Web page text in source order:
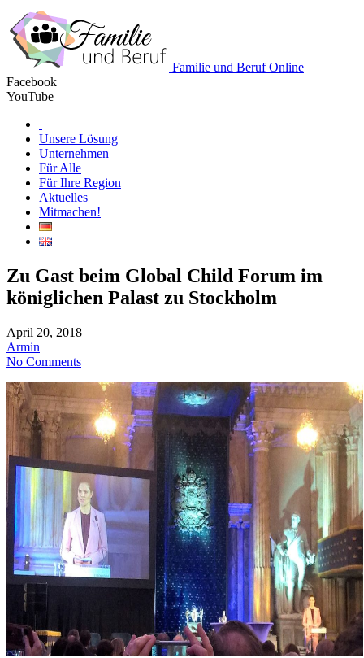
Familie und Beruf Online
Facebook
YouTube
Unsere Lösung
Unternehmen
Für Alle
Für Ihre Region
Aktuelles
Mitmachen!
Zu Gast beim Global Child Forum im
königlichen Palast zu Stockholm
April 20, 2018
Armin
No Comments